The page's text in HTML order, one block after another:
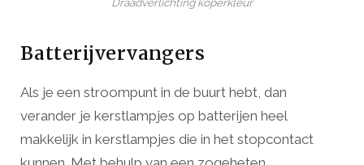
Draadverlichting koperkleur
Batterijvervangers
Als je een stroompunt in de buurt hebt, dan
verander je kerstlampjes op batterijen heel
makkelijk in kerstlampjes die in het stopcontact